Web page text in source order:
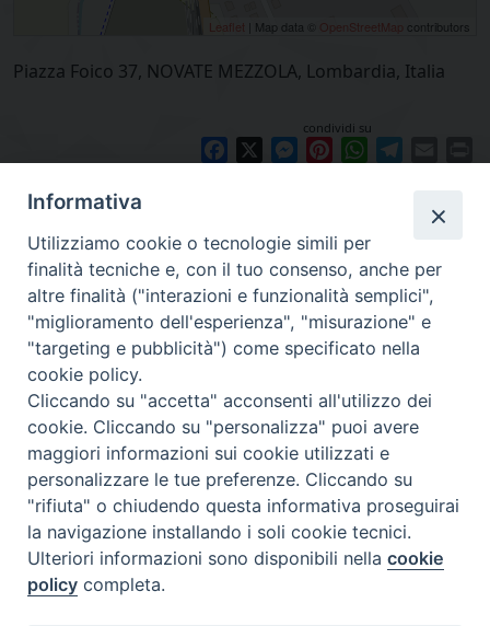
Leaflet | Map data © OpenStreetMap contributors
Piazza Foico 37, NOVATE MEZZOLA, Lombardia, Italia
condividi su
Facebook Messenger
PinterestWhatsApp
Diocesi
di Como
Diocesi di Como | piazza Grimoldi, 5
Riproduzione solo con permesso.
Informativa
Utilizziamo cookie o tecnologie simili per
finalità tecniche e, con il tuo consenso, anche per
altre finalità ("interazioni e funzionalità semplici",
"miglioramento dell'esperienza", "misurazione" e
"targeting e pubblicità") come specificato nella
cookie policy.
Cliccando su "accetta" acconsenti all'utilizzo dei
cookie. Cliccando su "personalizza" puoi avere
maggiori informazioni sui cookie utilizzati e
personalizzare le tue preferenze. Cliccando su
"rifiuta" o chiudendo questa informativa proseguirai
la navigazione installando i soli cookie tecnici.
Ulteriori informazioni sono disponibili nellacookie
policy completa.